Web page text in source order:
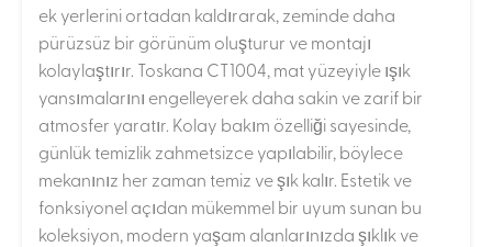
ek yerlerini ortadan kaldırarak, zeminde daha
pürüzsüz bir görünüm oluşturur ve montajı
kolaylaştırır. Toskana CT1004, mat yüzeyiyle ışık
yansımalarını engelleyerek daha sakin ve zarif bir
atmosfer yaratır. Kolay bakım özelliği sayesinde,
günlük temizlik zahmetsizce yapılabilir, böylece
mekanınız her zaman temiz ve şık kalır. Estetik ve
fonksiyonel açıdan mükemmel bir uyum sunan bu
koleksiyon, modern yaşam alanlarınızda şıklık ve